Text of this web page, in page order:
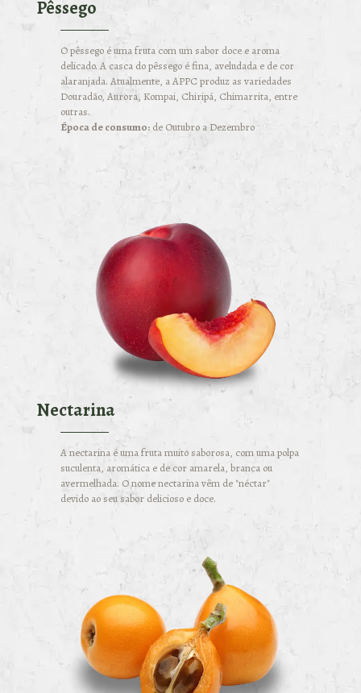
Pêssego
O pêssego é uma fruta com um sabor doce e aroma
delicado. A casca do pêssego é fina, aveludada e de cor
alaranjada. Atualmente, a APPC produz as variedades
Douradão, Aurora, Kompai, Chiripá, Chimarrita, entre
outras.
Época de consumo: de Outubro a Dezembro
Nectarina
A nectarina é uma fruta muito saborosa, com uma polpa
suculenta, aromática e de cor amarela, branca ou
avermelhada. O nome nectarina vêm de "néctar"
devido ao seu sabor delicioso e doce.